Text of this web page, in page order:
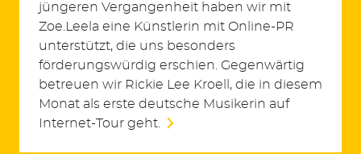
jüngeren Vergangenheit haben wir mit
Zoe.Leela eine Künstlerin mit Online-PR
unterstützt, die uns besonders
förderungswürdig erschien. Gegenwärtig
betreuen wir Rickie Lee Kroell, die in diesem
Monat als erste deutsche Musikerin auf
Internet-Tour geht.